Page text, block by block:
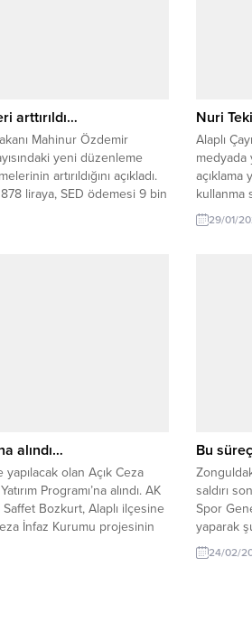
arttırıldı…
Mahinur Özdemir
yeni düzenleme
artırıldığını açıkladı.
878 liraya, SED ödemesi 9 bin
Hizmetler Bakanı
dezavantajlı
Nuri
Alaplı
medyada
açıklama
kullanma
altında
29/01/
alındı…
yapılacak olan Açık Ceza
Programı’na alındı. AK
Bozkurt, Alaplı ilçesine
İnfaz Kurumu projesinin
açıkladı. Bozkurt,
4 Temmuz 2025 tarihi
Bu
saldırı
Spor
yaparak
Başkanı
24/02/